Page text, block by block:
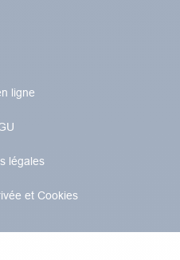
ligne
légales
et Cookies